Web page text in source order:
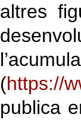
altres
(https://
publica